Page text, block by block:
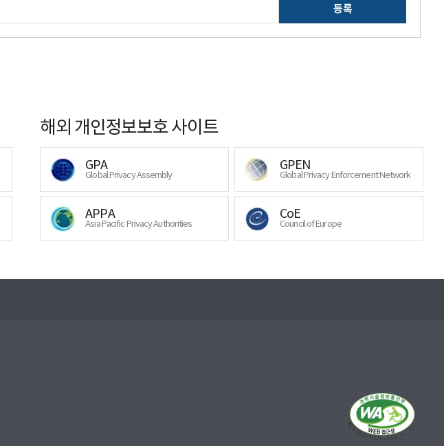
등록
해외 개인정보보호 사이트
GPA
Global Privacy Assembly
GPEN
Global Privacy Enforcement Network
APPA
Asia Pacific Privacy Authorities
CoE
Council of Europe